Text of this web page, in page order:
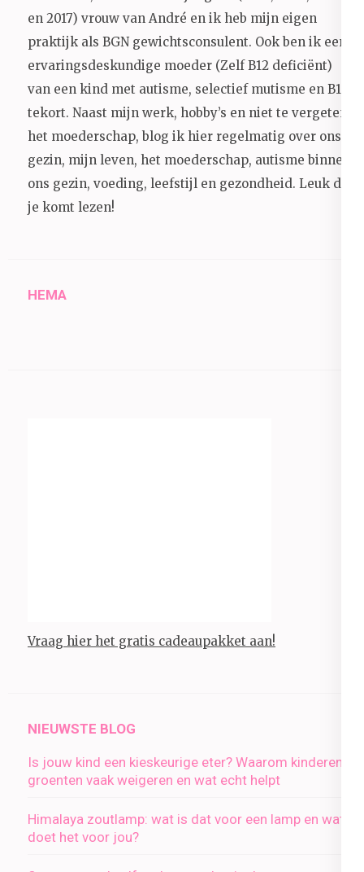
en 2017) vrouw van André en ik heb mijn eigen
praktijk als BGN gewichtsconsulent. Ook ben ik een
ervaringsdeskundige moeder (Zelf B12 deficiënt)
van een kind met autisme, selectief mutisme en B12
tekort. Naast mijn werk, hobby’s en niet te vergeten
het moederschap, blog ik hier regelmatig over ons
gezin, mijn leven, het moederschap, autisme binnen
ons gezin, voeding, leefstijl en gezondheid. Leuk dat
je komt lezen!
HEMA
Vraag hier het gratis cadeaupakket aan!
NIEUWSTE BLOG
Is jouw kind een kieskeurige eter? Waarom kinderen
groenten vaak weigeren en wat echt helpt
Himalaya zoutlamp: wat is dat voor een lamp en wat
doet het voor jou?